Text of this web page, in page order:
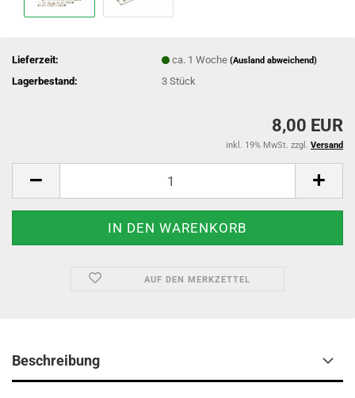
Lieferzeit: ca. 1 Woche(Ausland abweichend)
Lagerbestand: 3Stück
8,00 EUR
inkl. 19% MwSt. zzgl. Versand
AUF DEN MERKZETTEL
Beschreibung